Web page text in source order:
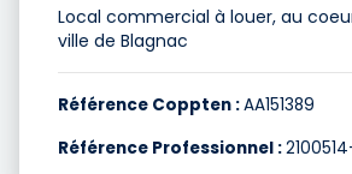
Local commercial à louer, au
ville de Blagnac
Référence Coppten :AA151389
Référence Professionnel :